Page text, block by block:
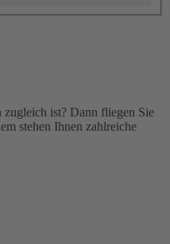
zugleich ist? Dann fliegen Sie
stehen Ihnen zahlreiche